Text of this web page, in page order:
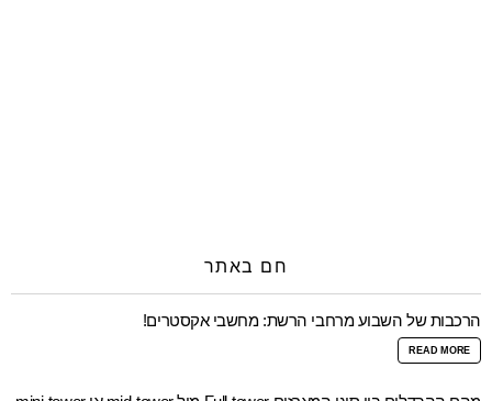
חם באתר
הרכבות של השבוע מרחבי הרשת: מחשבי אקסטרים!
READ MORE